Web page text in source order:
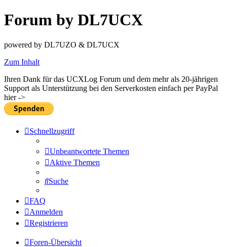
Forum by DL7UCX
powered by DL7UZO & DL7UCX
Zum Inhalt
Ihren Dank für das UCXLog Forum und dem mehr als 20-jährigen
Support als Unterstützung bei den Serverkosten einfach per PayPal
hier ->
Schnellzugriff
Unbeantwortete Themen
Aktive Themen
Suche
FAQ
Anmelden
Registrieren
Foren-Übersicht